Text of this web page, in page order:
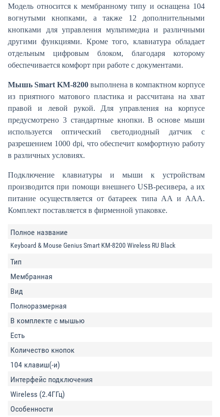
Модель относится к мембранному типу и оснащена 104
вогнутыми кнопками, а также 12 дополнительными
кнопками для управления мультимедиа и различными
другими функциями. Кроме того, клавиатура обладает
отдельным цифровым блоком, благодаря которому
обеспечивается комфорт при работе с документами.
Мышь Smart KM-8200 выполнена в компактном корпусе
из приятного матового пластика и рассчитана на хват
правой и левой рукой. Для управления на корпусе
предусмотрено 3 стандартные кнопки. В основе мыши
используется оптический светодиодный датчик с
разрешением 1000 dpi, что обеспечит комфортную работу
в различных условиях.
Подключение клавиатуры и мыши к устройствам
производится при помощи внешнего USB-ресивера, а их
питание осуществляется от батареек типа AA и AAA.
Комплект поставляется в фирменной упаковке.
Полное название
Keyboard & Mouse Genius Smart KM-8200 Wireless RU Black
Тип
Мембранная
Вид
Полноразмерная
В комплекте с мышью
Есть
Количество кнопок
104 клавиш(-и)
Интерфейс подключения
Wireless (2.4ГГц)
Особенности